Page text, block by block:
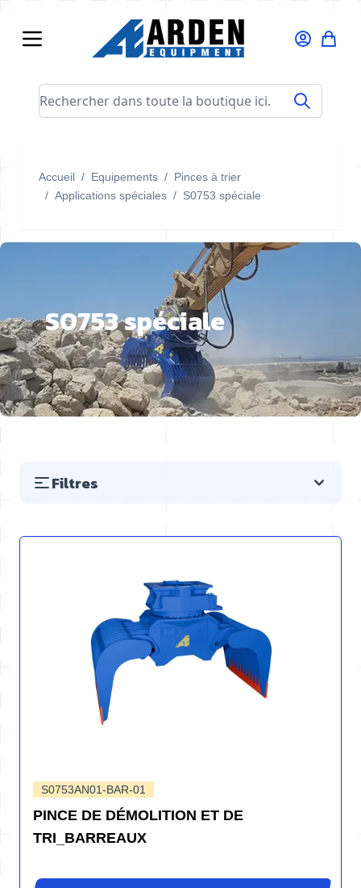
Rechercher dans toute la boutique ici...
Accueil / Equipements / Pinces à trier
/ Applications spéciales / S0753 spéciale
S0753 spéciale
Filtres
S0753AN01-BAR-01
PINCE DE DÉMOLITION ET DE
TRI_BARREAUX